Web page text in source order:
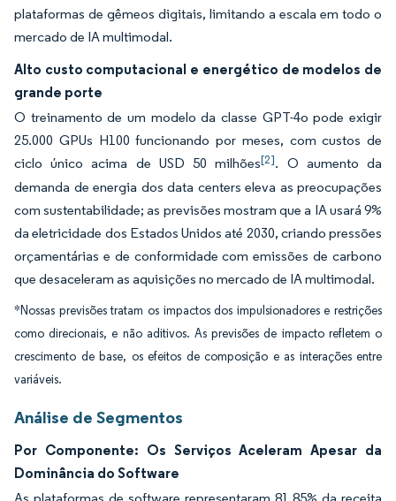
plataformas de gêmeos digitais, limitando a escala em todo o
mercado de IA multimodal.
Alto custo computacional e energético de modelos de
grande porte
O treinamento de um modelo da classe GPT-4o pode exigir
25.000 GPUs H100 funcionando por meses, com custos de
ciclo único acima de USD 50 milhões[2]. O aumento da
demanda de energia dos data centers eleva as preocupações
com sustentabilidade; as previsões mostram que a IA usará 9%
da eletricidade dos Estados Unidos até 2030, criando pressões
orçamentárias e de conformidade com emissões de carbono
que desaceleram as aquisições no mercado de IA multimodal.
*Nossas previsões tratam os impactos dos impulsionadores e restrições
como direcionais, e não aditivos. As previsões de impacto refletem o
crescimento de base, os efeitos de composição e as interações entre
variáveis.
Análise de Segmentos
Por Componente: Os Serviços Aceleram Apesar da
Dominância do Software